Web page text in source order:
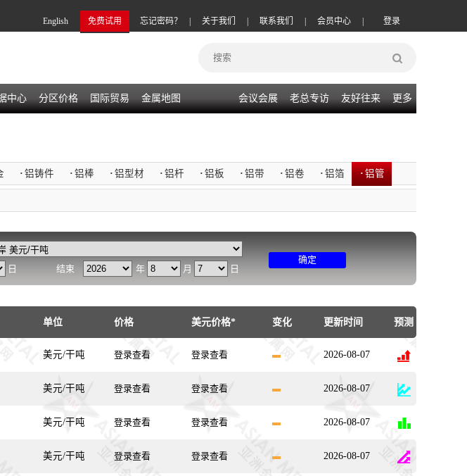
登录
会员中心
联系我们
关于我们
忘记密码？
免费试用
English
中心 分区价格 国际贸易 金属地图 会议会展 老总专访 友好往来 更多
· 铝铸件 · 铝棒 · 铝型材 · 铝杆 · 铝板 · 铝带 · 铝卷 · 铝箔 ·铝管
日 结束 年 月 日
确定
单位 价格 美元价格* 变化 更新时间 预测
美元/干吨 登录查看 登录查看 2026-08-07
美元/干吨 登录查看 登录查看 2026-08-07
美元/干吨 登录查看 登录查看 2026-08-07
美元/干吨 登录查看 登录查看 2026-08-07